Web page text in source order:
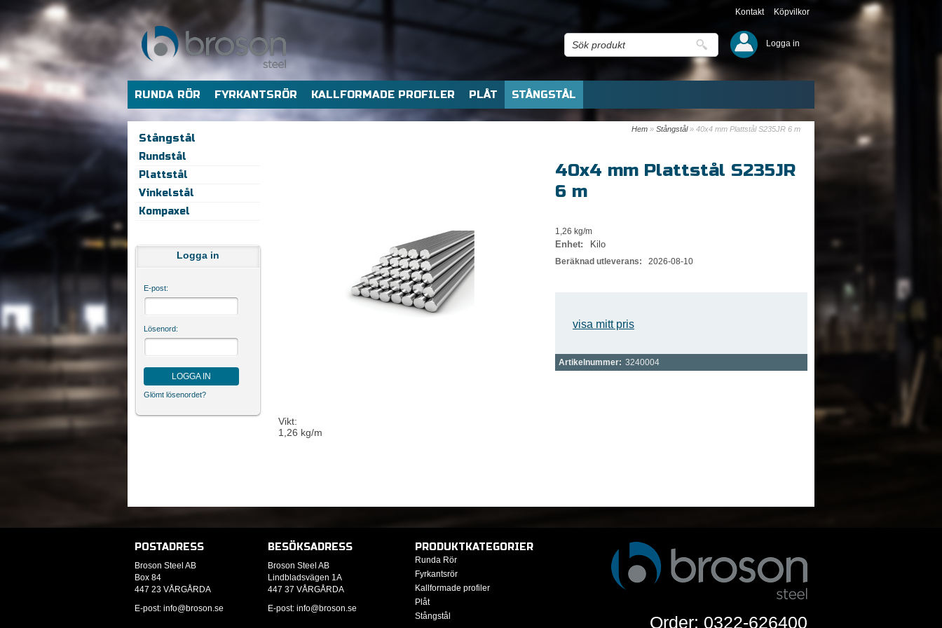
Kontakt Köpvilkor
Logga in
RUNDA RÖR FYRKANTSRÖR KALLFORMADE PROFILER PLÅT STÅNGSTÅL
Stångstål
Rundstål
Plattstål
Vinkelstål
Kompaxel
Logga in
E-post:
Lösenord:
LOGGA IN
Glömt lösenordet?
Hem » Stångstål» 40x4 mm Plattstål S235JR 6 m
40x4 mm Plattstål S235JR
6 m
1,26 kg/m
Enhet: Kilo
Beräknad utleverans: 2026-08-10
visa mitt pris
Artikelnummer: 3240004
Vikt:
1,26 kg/m
POSTADRESS
Broson Steel AB
Box 84
447 23 VÅRGÅRDA
E-post: info@broson.se
BESÖKSADRESS
Broson Steel AB
Lindbladsvägen 1A
447 37 VÅRGÅRDA
E-post: info@broson.se
PRODUKTKATEGORIER
Runda Rör
Fyrkantsrör
Kallformade profiler
Plåt
Stångstål
Order: 0322-626400